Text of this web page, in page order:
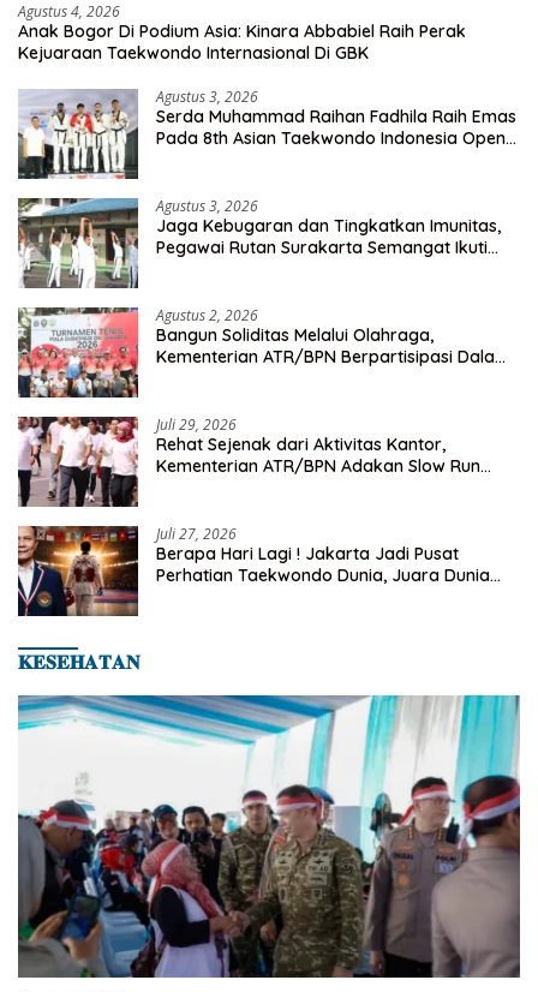
Agustus 4, 2026
Anak Bogor Di Podium Asia: Kinara Abbabiel Raih Perak
Kejuaraan Taekwondo Internasional Di GBK
Agustus 3, 2026
Serda Muhammad Raihan Fadhila Raih Emas
Pada 8th Asian Taekwondo Indonesia Open
Agustus 3, 2026
Jaga Kebugaran dan Tingkatkan Imunitas,
Pegawai Rutan Surakarta Semangat Ikuti
Agustus 2, 2026
Bangun Soliditas Melalui Olahraga,
Kementerian ATR/BPN Berpartisipasi Dalam
Juli 29, 2026
Rehat Sejenak dari Aktivitas Kantor,
Kementerian ATR/BPN Adakan Slow Run
Juli 27, 2026
Berapa Hari Lagi ! Jakarta Jadi Pusat
Perhatian Taekwondo Dunia, Juara Dunia
𝐊𝐄𝐒𝐄𝐇𝐀𝐓𝐀𝐍